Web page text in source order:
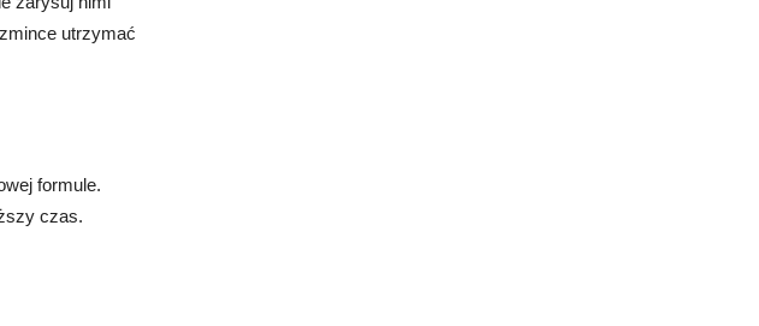
utrzymać
formule.
czas.